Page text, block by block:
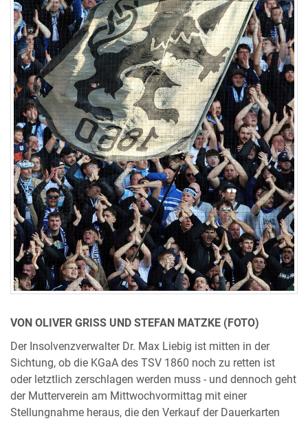
VON OLIVER GRISS UND STEFAN MATZKE (FOTO)
Der Insolvenzverwalter Dr. Max Liebig ist mitten in der
Sichtung, ob die KGaA des TSV 1860 noch zu retten ist
oder letztlich zerschlagen werden muss - und dennoch geht
der Mutterverein am Mittwochvormittag mit einer
Stellungnahme heraus, die den Verkauf der Dauerkarten